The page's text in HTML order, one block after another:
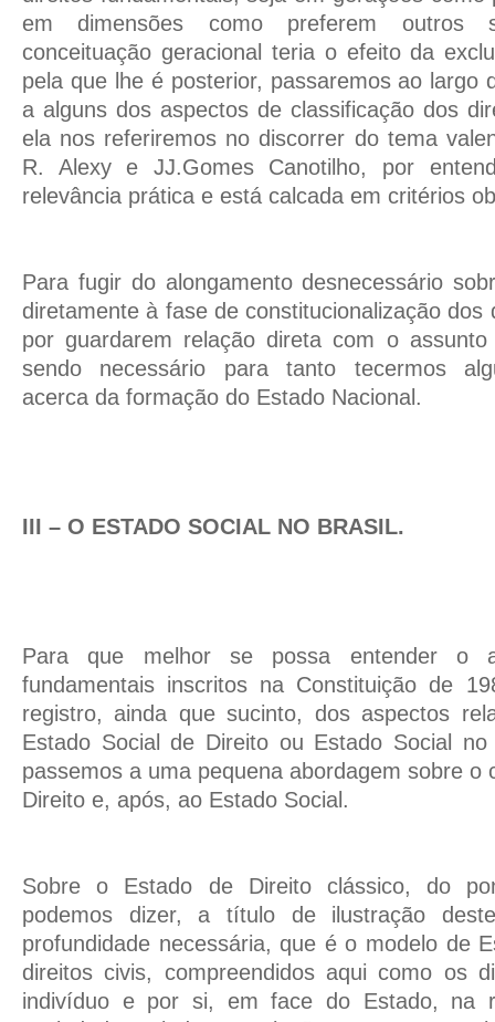
em dimensões como preferem outros
conceituação geracional teria o efeito da
pela que lhe é posterior, passaremos ao largo
a alguns dos aspectos de classificação dos
ela nos referiremos no discorrer do tema
R. Alexy e JJ.Gomes Canotilho, por
relevância prática e está calcada em critérios
Para fugir do alongamento desnecessário
diretamente à fase de constitucionalização dos
por guardarem relação direta com o
sendo necessário para tanto tecermos
acerca da formação do Estado Nacional.
III – O ESTADO SOCIAL NO BRASIL.
Para que melhor se possa entender o
fundamentais inscritos na Constituição de
registro, ainda que sucinto, dos aspectos
Estado Social de Direito ou Estado Social
passemos a uma pequena abordagem sobre o
Direito e, após, ao Estado Social.
Sobre o Estado de Direito clássico, do
podemos dizer, a título de ilustração
profundidade necessária, que é o modelo de
direitos civis, compreendidos aqui como os
indivíduo e por si, em face do Estado, na